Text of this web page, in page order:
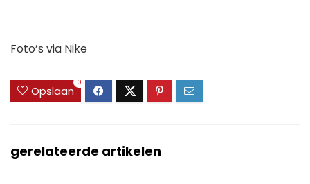
Foto’s via Nike
Opslaan
0
gerelateerde artikelen